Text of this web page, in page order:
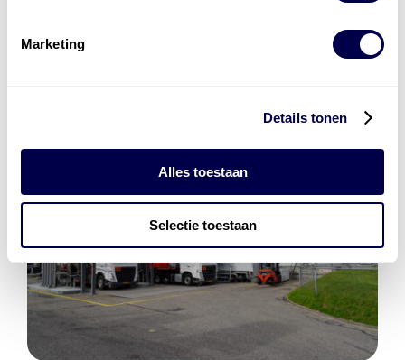
Marketing
Details tonen
Alles toestaan
Selectie toestaan